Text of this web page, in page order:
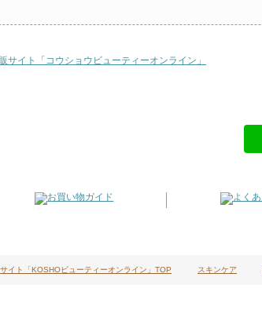
イト「KOSHOビューティーオンライン」TOP スキンケア